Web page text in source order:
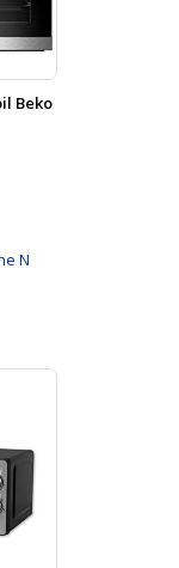
Beko
N